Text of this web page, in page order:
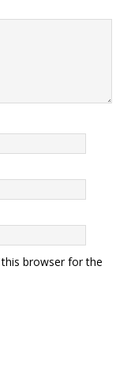
browser for the